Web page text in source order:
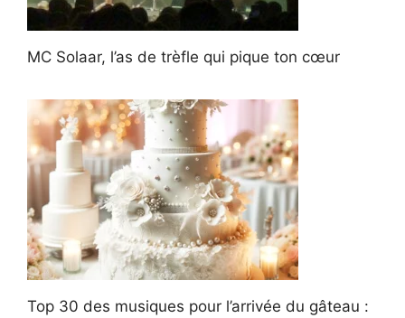
MC Solaar, l’as de trèfle qui pique ton cœur
Top 30 des musiques pour l’arrivée du gâteau :